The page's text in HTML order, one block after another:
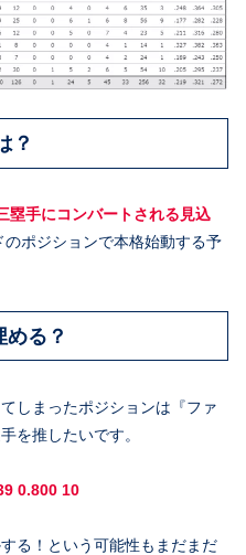
？
塁手にコンバートされる見込
ポジションで本格始動する予
る？
しまったポジションは『ファ
を推したいです。
0.800 10
る！という可能性もまだまだ